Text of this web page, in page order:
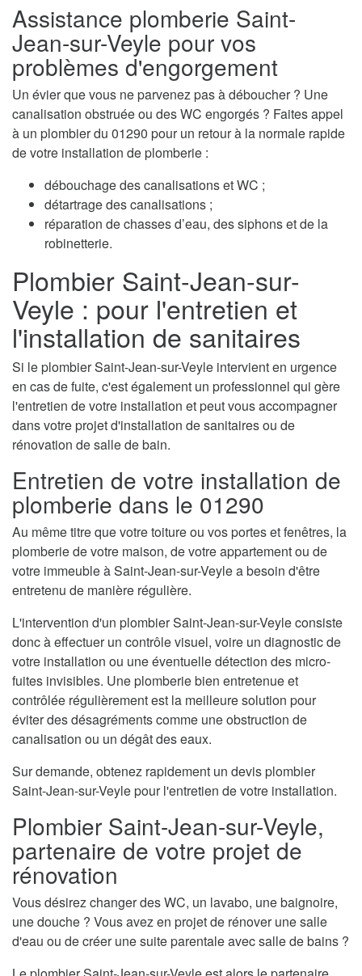
Assistance plomberie Saint-
Jean-sur-Veyle pour vos
problèmes d'engorgement
Un évier que vous ne parvenez pas à déboucher ? Une
canalisation obstruée ou des WC engorgés ? Faites appel
à un plombier du 01290 pour un retour à la normale rapide
de votre installation de plomberie :
débouchage des canalisations et WC ;
détartrage des canalisations ;
réparation de chasses d’eau, des siphons et de la
robinetterie.
Plombier Saint-Jean-sur-
Veyle : pour l'entretien et
l'installation de sanitaires
Si le plombier Saint-Jean-sur-Veyle intervient en urgence
en cas de fuite, c'est également un professionnel qui gère
l'entretien de votre installation et peut vous accompagner
dans votre projet d'installation de sanitaires ou de
rénovation de salle de bain.
Entretien de votre installation de
plomberie dans le 01290
Au même titre que votre toiture ou vos portes et fenêtres, la
plomberie de votre maison, de votre appartement ou de
votre immeuble à Saint-Jean-sur-Veyle a besoin d'être
entretenu de manière régulière.
L'intervention d'un plombier Saint-Jean-sur-Veyle consiste
donc à effectuer un contrôle visuel, voire un diagnostic de
votre installation ou une éventuelle détection des micro-
fuites invisibles. Une plomberie bien entretenue et
contrôlée régulièrement est la meilleure solution pour
éviter des désagréments comme une obstruction de
canalisation ou un dégât des eaux.
Sur demande, obtenez rapidement un devis plombier
Saint-Jean-sur-Veyle pour l'entretien de votre installation.
Plombier Saint-Jean-sur-Veyle,
partenaire de votre projet de
rénovation
Vous désirez changer des WC, un lavabo, une baignoire,
une douche ? Vous avez en projet de rénover une salle
d'eau ou de créer une suite parentale avec salle de bains ?